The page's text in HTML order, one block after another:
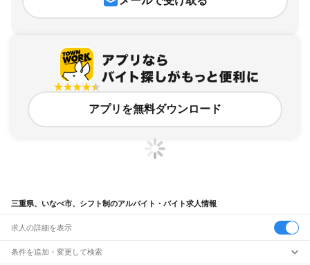
アプリを無料ダウンロード
三重県、いなべ市、シフト制のアルバイト・バイト求人情報
求人の詳細を表示
条件を追加・変更して検索